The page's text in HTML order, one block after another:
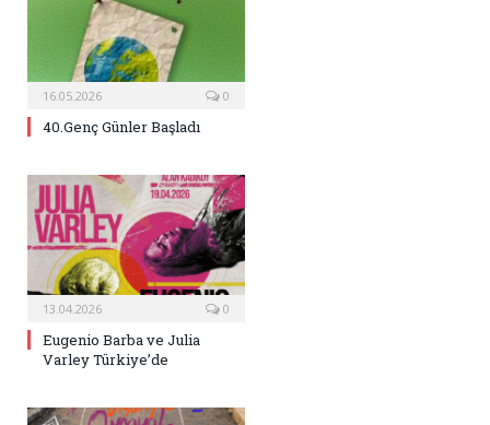
16.05.2026 0
40.Genç Günler Başladı
13.04.2026 0
Eugenio Barba ve Julia
Varley Türkiye’de